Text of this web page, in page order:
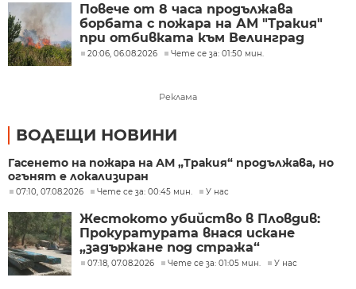
Повече от 8 часа продължава
борбата с пожара на АМ "Тракия"
при отбивката към Велинград
20:06, 06.08.2026 Чете се за: 01:50 мин.
Реклама
ВОДЕЩИ НОВИНИ
Гасенето на пожара на АМ „Тракия“ продължава, но
огънят е локализиран
07:10, 07.08.2026 Чете се за: 00:45 мин. У нас
Жестокото убийство в Пловдив:
Прокуратурата внася искане
„задържане под стража“
07:18, 07.08.2026 Чете се за: 01:05 мин. У нас